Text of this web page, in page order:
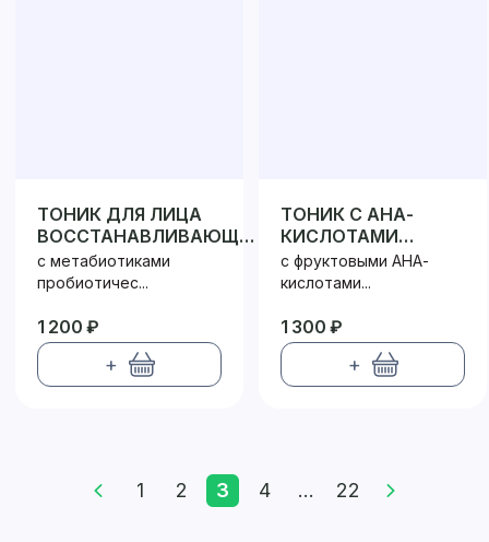
ТОНИК ДЛЯ ЛИЦА
ВОССТАНАВЛИВАЮЩИЙ
ПРОБИОТИК / PROBIOTIC
с метабиотиками
пробиотичес...
1 200 ₽
+
ТОНИК С АНА-
КИСЛОТАМИ
ПРОБИОТИК /
PROBIOTIC
с фруктовыми АНА-
кислотами...
1 300 ₽
+
1 2 3 4 ... 22